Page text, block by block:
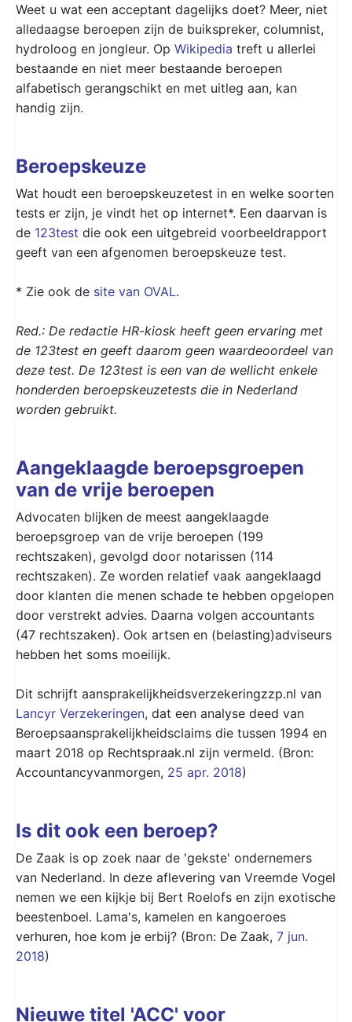
Weet u wat een acceptant dagelijks doet? Meer, niet
alledaagse beroepen zijn de buikspreker, columnist,
hydroloog en jongleur. Op Wikipedia treft u allerlei
bestaande en niet meer bestaande beroepen
alfabetisch gerangschikt en met uitleg aan, kan
handig zijn.
Beroepskeuze
Wat houdt een beroepskeuzetest in en welke soorten
tests er zijn, je vindt het op internet*. Een daarvan is
de 123test die ook een uitgebreid voorbeeldrapport
geeft van een afgenomen beroepskeuze test.
* Zie ook de site van OVAL.
Red.: De redactie HR-kiosk heeft geen ervaring met
de 123test en geeft daarom geen waardeoordeel van
deze test. De 123test is een van de wellicht enkele
honderden beroepskeuzetests die in Nederland
worden gebruikt.
Aangeklaagde beroepsgroepen
van de vrije beroepen
Advocaten blijken de meest aangeklaagde
beroepsgroep van de vrije beroepen (199
rechtszaken), gevolgd door notarissen (114
rechtszaken). Ze worden relatief vaak aangeklaagd
door klanten die menen schade te hebben opgelopen
door verstrekt advies. Daarna volgen accountants
(47 rechtszaken). Ook artsen en (belasting)adviseurs
hebben het soms moeilijk.
Dit schrijft aansprakelijkheidsverzekeringzzp.nl van
Lancyr Verzekeringen, dat een analyse deed van
Beroepsaansprakelijkheidsclaims die tussen 1994 en
maart 2018 op Rechtspraak.nl zijn vermeld. (Bron:
Accountancyvanmorgen, 25 apr. 2018)
Is dit ook een beroep?
De Zaak is op zoek naar de 'gekste' ondernemers
van Nederland. In deze aflevering van Vreemde Vogel
nemen we een kijkje bij Bert Roelofs en zijn exotische
beestenboel. Lama's, kamelen en kangoeroes
verhuren, hoe kom je erbij? (Bron: De Zaak, 7 jun.
2018)
Nieuwe titel 'ACC' voor